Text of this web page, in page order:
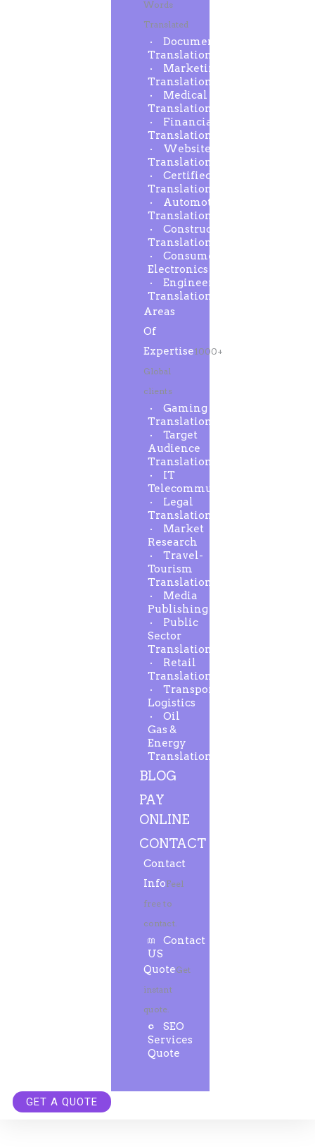
Words
Translated
Document
Translation
Marketing
Translation
Medical
Translation
Financial
Translation
Website
Translation
Certified
Translation
Automotive
Translation
Construction
Translation
Consumer
Electronics
Engineering
Translation
Areas
Of
Expertise1000+
Global
clients
Gaming
Translation
Target
Audience
Translation
IT
Telecommunication
Legal
Translation
Market
Research
Travel-
Tourism
Translation
Media
Publishing
Public
Sector
Translation
Retail
Translation
Transport-
Logistics
Oil
Gas &
Energy
Translation
BLOG
PAY
ONLINE
CONTACT
Contact
InfoFeel
free to
contact.
Contact
US
QuoteGet
instant
quote.
SEO
Services
Quote
GET A QUOTE